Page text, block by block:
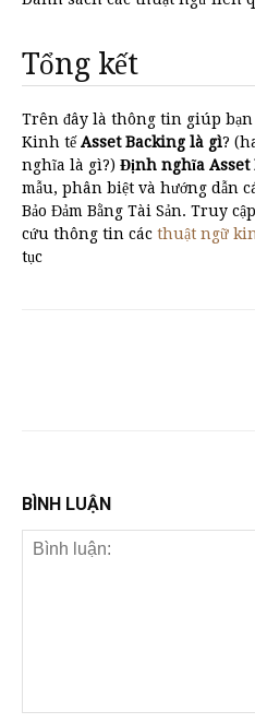
Tổng kết
Trên đây là thông tin giúp
Kinh tếAsset Backing là gì?
nghĩa là gì?) Định nghĩa Asset
mẫu, phân biệt và hướng dẫn
Bảo Đảm Bằng Tài Sản. Truy cập
cứu thông tin các thuật ngữ
tục
BÌNH LUẬN